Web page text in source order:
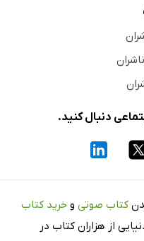
دنبال کنید.
کتاب صوتی و خرید کتاب
از هزاران کتاب در